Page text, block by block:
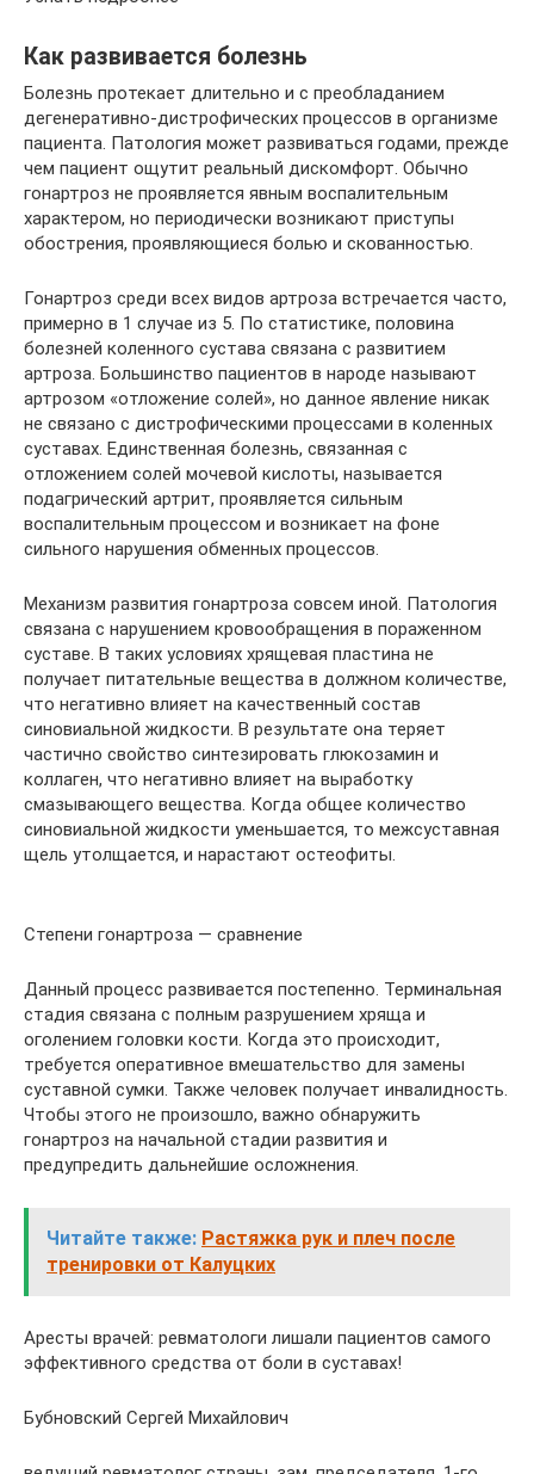
Как развивается болезнь
Болезнь протекает длительно и с преобладанием
дегенеративно-дистрофических процессов в организме
пациента. Патология может развиваться годами, прежде
чем пациент ощутит реальный дискомфорт. Обычно
гонартроз не проявляется явным воспалительным
характером, но периодически возникают приступы
обострения, проявляющиеся болью и скованностью.
Гонартроз среди всех видов артроза встречается часто,
примерно в 1 случае из 5. По статистике, половина
болезней коленного сустава связана с развитием
артроза. Большинство пациентов в народе называют
артрозом «отложение солей», но данное явление никак
не связано с дистрофическими процессами в коленных
суставах. Единственная болезнь, связанная с
отложением солей мочевой кислоты, называется
подагрический артрит, проявляется сильным
воспалительным процессом и возникает на фоне
сильного нарушения обменных процессов.
Механизм развития гонартроза совсем иной. Патология
связана с нарушением кровообращения в пораженном
суставе. В таких условиях хрящевая пластина не
получает питательные вещества в должном количестве,
что негативно влияет на качественный состав
синовиальной жидкости. В результате она теряет
частично свойство синтезировать глюкозамин и
коллаген, что негативно влияет на выработку
смазывающего вещества. Когда общее количество
синовиальной жидкости уменьшается, то межсуставная
щель утолщается, и нарастают остеофиты.
Степени гонартроза — сравнение
Данный процесс развивается постепенно. Терминальная
стадия связана с полным разрушением хряща и
оголением головки кости. Когда это происходит,
требуется оперативное вмешательство для замены
суставной сумки. Также человек получает инвалидность.
Чтобы этого не произошло, важно обнаружить
гонартроз на начальной стадии развития и
предупредить дальнейшие осложнения.
Читайте также: Растяжка рук и плеч после
тренировки от Калуцких
Аресты врачей: ревматологи лишали пациентов самого
эффективного средства от боли в суставах!
Бубновский Сергей Михайлович